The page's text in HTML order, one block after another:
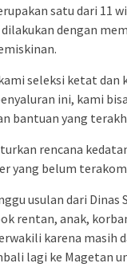
satu dari 11
dengan
seleksi ketat dan
ini, kami
bantuan yang
rencana
yang belum
usulan dari
rentan, anak,
karena masih
lagi ke Magetan